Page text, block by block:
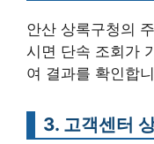
안산 상록구청의
시면 단속 조회가
여 결과를 확인합
3. 고객센터